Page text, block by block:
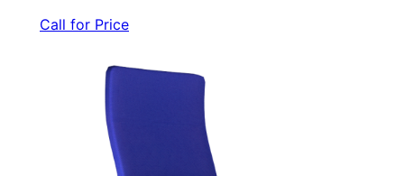
Call for Price